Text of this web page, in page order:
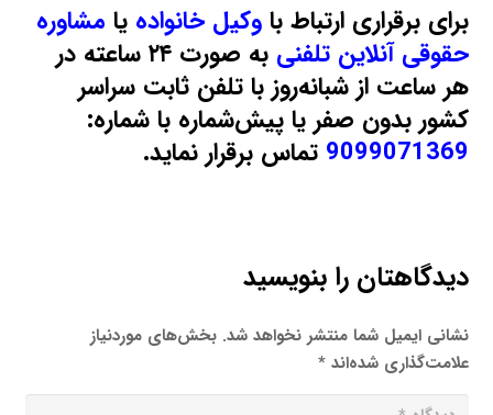
برای برقراری ارتباط باوکیل خانوادهیا مشاوره
حقوقی آنلاین تلفنی
به صورت ۲۴ ساعته در
هر ساعت از شبانه‌روز با تلفن ثابت سراسر
کشور بدون صفر یا پیش‌شماره با شماره:
9099071369 تماس برقرار نماید.
دیدگاهتان را بنویسید
نشانی ایمیل شما منتشر نخواهد شد. بخش‌های موردنیاز
علامت‌گذاری شده‌اند*